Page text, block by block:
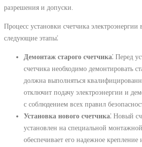
разрешения и допуски.
Процесс установки счетчика электроэнергии
следующие этапы⁚
Демонтаж старого счетчика⁚ Перед
счетчика необходимо демонтировать
должна выполняться
отключит подачу электроэнергии и
с соблюдением всех правил
Установка нового счетчика⁚ Новый
установлен на специальной
обеспечивает его надежное крепление